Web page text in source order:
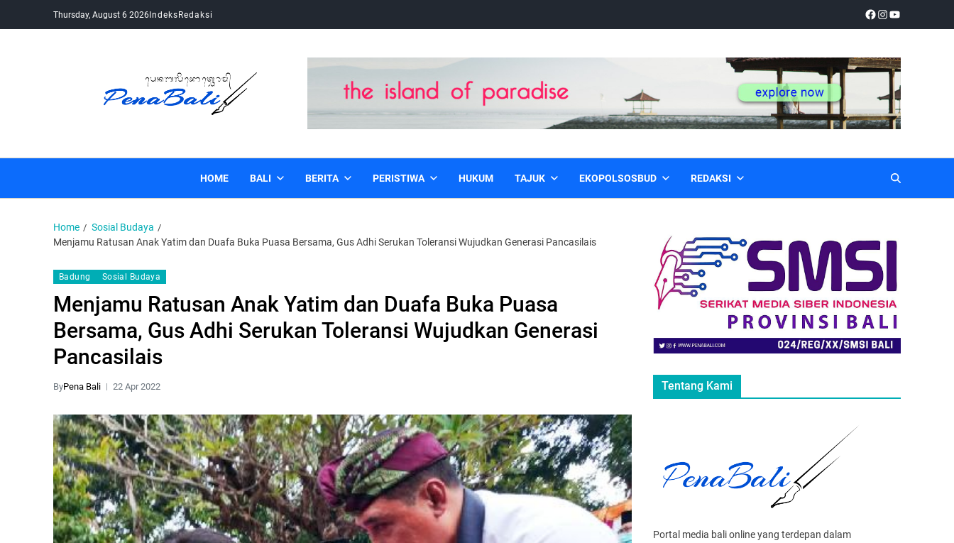
Thursday, August 6 2026IndeksRedaksi
HOME BALI BERITA PERISTIWA HUKUM TAJUK EKOPOLSOSBUD REDAKSI
Home
Sosial Budaya
Menjamu Ratusan Anak Yatim dan Duafa Buka Puasa Bersama, Gus Adhi Serukan Toleransi Wujudkan Generasi Pancasilais
Badung Sosial Budaya
Menjamu Ratusan Anak Yatim dan Duafa Buka Puasa
Bersama, Gus Adhi Serukan Toleransi Wujudkan Generasi
Pancasilais
ByPena Bali 22 Apr 2022 Tentang Kami
Portal media bali online yang terdepan dalam